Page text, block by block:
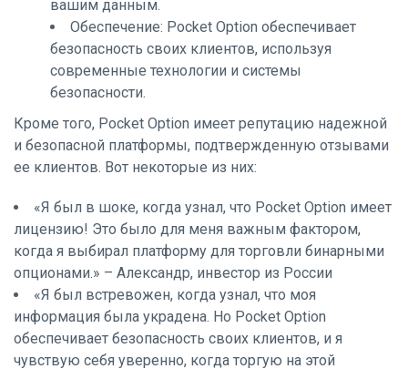
вашим данным.
Обеспечение: Pocket Option обеспечивает
безопасность своих клиентов, используя
современные технологии и системы
безопасности.
Кроме того, Pocket Option имеет репутацию надежной
и безопасной платформы, подтвержденную отзывами
ее клиентов. Вот некоторые из них:
«Я был в шоке, когда узнал, что Pocket Option имеет
лицензию! Это было для меня важным фактором,
когда я выбирал платформу для торговли бинарными
опционами.» – Александр, инвестор из России
«Я был встревожен, когда узнал, что моя
информация была украдена. Но Pocket Option
обеспечивает безопасность своих клиентов, и я
чувствую себя уверенно, когда торгую на этой